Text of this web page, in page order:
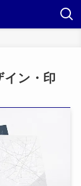
イン・印